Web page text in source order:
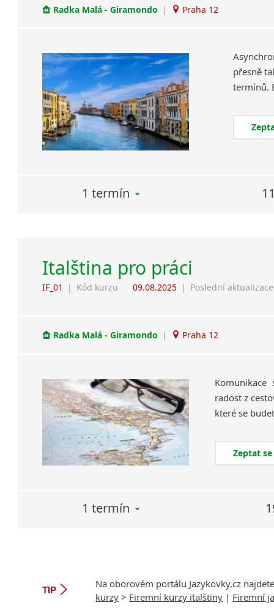
Radka Malá - Giramondo | Praha 12
přesně
1 termín
Italština pro práci
IF_01 | Kód kurzu 09.08.2025 | Poslední aktualizace
Radka Malá - Giramondo | Praha 12
radost z
Zeptat
1 termín
TIP
Na oborovém portálu Jazykovky.cz
kurzy > Firemní kurzy italštiny | Firemní